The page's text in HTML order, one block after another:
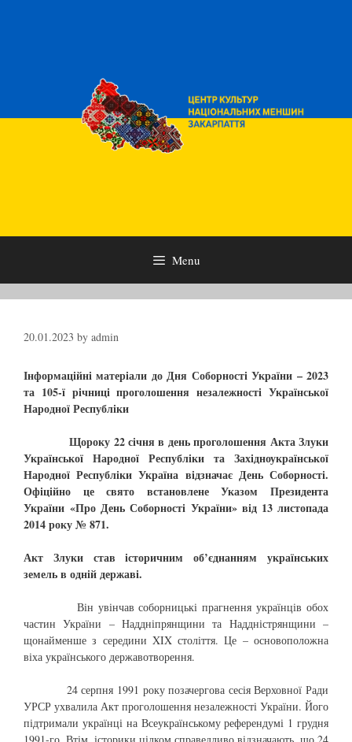
Menu
20.01.2023 by admin
Інформаційні матеріали до Дня Соборності України – 2023
та 105-ї річниці проголошення незалежності Української
Народної Республіки
Щороку 22 січня в день проголошення Акта Злуки
Української Народної Республіки та Західноукраїнської
Народної Республіки Україна відзначає День Соборності.
Офіційно це свято встановлене Указом Президента
України «Про День Соборності України» від 13 листопада
2014 року № 871.
Акт Злуки став історичним об’єднанням українських
земель в одній державі.
Він увінчав соборницькі прагнення українців обох
частин України – Наддніпрянщини та Наддністрянщини –
щонайменше з середини XIX століття. Це – основоположна
віха українського державотворення.
24 серпня 1991 року позачергова сесія Верховної Ради
УРСР ухвалила Акт проголошення незалежності України. Його
підтримали українці на Всеукраїнському референдумі 1 грудня